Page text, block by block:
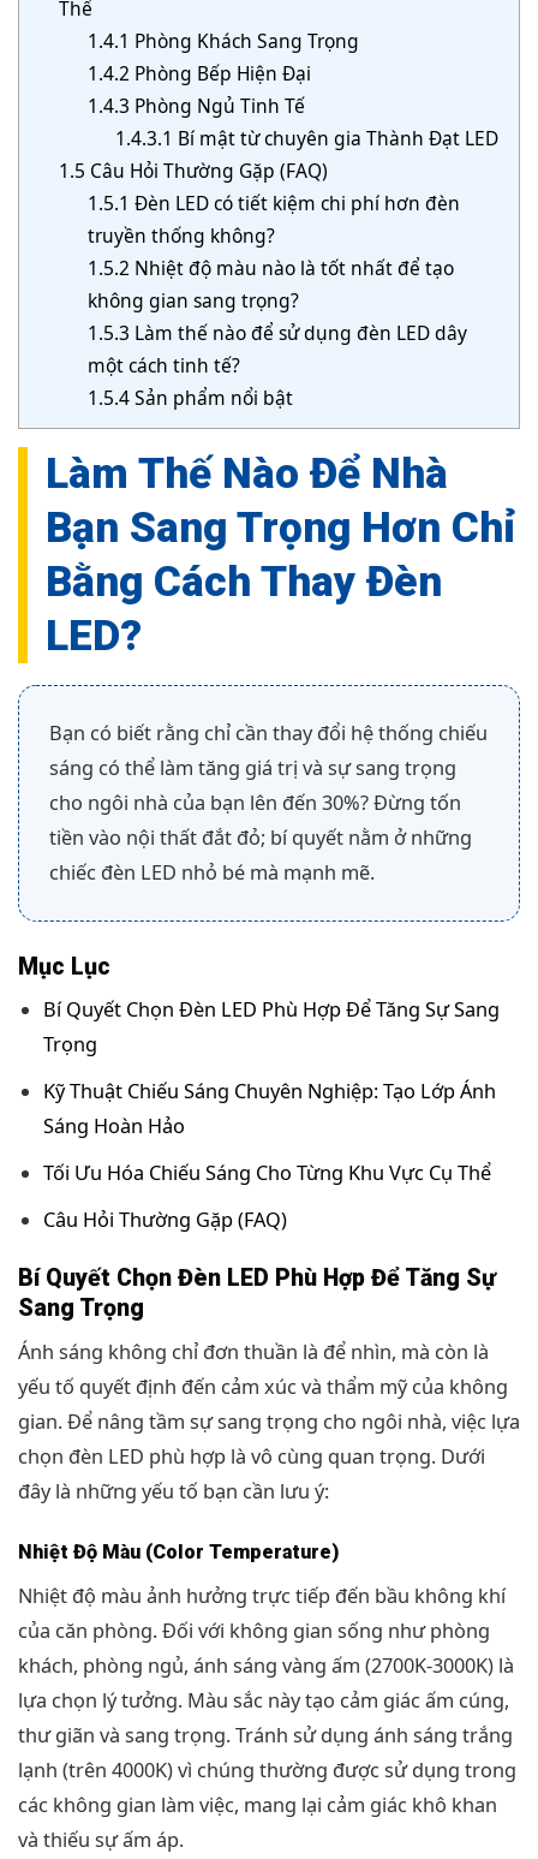
Thể
1.4.1 Phòng Khách Sang Trọng
1.4.2 Phòng Bếp Hiện Đại
1.4.3 Phòng Ngủ Tinh Tế
1.4.3.1 Bí mật từ chuyên gia Thành Đạt LED
1.5 Câu Hỏi Thường Gặp (FAQ)
1.5.1 Đèn LED có tiết kiệm chi phí hơn đèn
truyền thống không?
1.5.2 Nhiệt độ màu nào là tốt nhất để tạo
không gian sang trọng?
1.5.3 Làm thế nào để sử dụng đèn LED dây
một cách tinh tế?
1.5.4Sản phẩm nổi bật
Làm Thế Nào Để Nhà
Bạn Sang Trọng Hơn Chỉ
Bằng Cách Thay Đèn
LED?
Bạn có biết rằng chỉ cần thay đổi hệ thống chiếu
sáng có thể làm tăng giá trị và sự sang trọng
cho ngôi nhà của bạn lên đến 30%? Đừng tốn
tiền vào nội thất đắt đỏ; bí quyết nằm ở những
chiếc đèn LED nhỏ bé mà mạnh mẽ.
Mục Lục
Bí Quyết Chọn Đèn LED Phù Hợp Để Tăng Sự Sang
Trọng
Kỹ Thuật Chiếu Sáng Chuyên Nghiệp: Tạo Lớp Ánh
Sáng Hoàn Hảo
Tối Ưu Hóa Chiếu Sáng Cho Từng Khu Vực Cụ Thể
Câu Hỏi Thường Gặp (FAQ)
Bí Quyết Chọn Đèn LED Phù Hợp Để Tăng Sự
Sang Trọng
Ánh sáng không chỉ đơn thuần là để nhìn, mà còn là
yếu tố quyết định đến cảm xúc và thẩm mỹ của không
gian. Để nâng tầm sự sang trọng cho ngôi nhà, việc lựa
chọn đèn LED phù hợp là vô cùng quan trọng. Dưới
đây là những yếu tố bạn cần lưu ý:
Nhiệt Độ Màu (Color Temperature)
Nhiệt độ màu ảnh hưởng trực tiếp đến bầu không khí
của căn phòng. Đối với không gian sống như phòng
khách, phòng ngủ, ánh sáng vàng ấm (2700K-3000K) là
lựa chọn lý tưởng. Màu sắc này tạo cảm giác ấm cúng,
thư giãn và sang trọng. Tránh sử dụng ánh sáng trắng
lạnh (trên 4000K) vì chúng thường được sử dụng trong
các không gian làm việc, mang lại cảm giác khô khan
và thiếu sự ấm áp.